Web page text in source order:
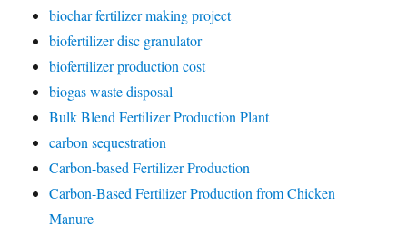
biochar fertilizer making project
biofertilizer disc granulator
biofertilizer production cost
biogas waste disposal
Bulk Blend Fertilizer Production Plant
carbon sequestration
Carbon-based Fertilizer Production
Carbon-Based Fertilizer Production from Chicken
Manure